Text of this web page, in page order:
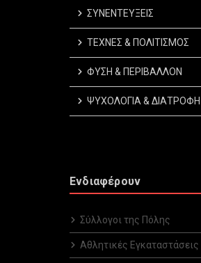
ΣΥΝΕΝΤΕΥΞΕΙΣ
ΤΕΧΝΕΣ & ΠΟΛΙΤΙΣΜΟΣ
ΦΥΣΗ & ΠΕΡΙΒΑΛΛΟΝ
ΨΥΧΟΛΟΓΙΑ & ΔΙΑΤΡΟΦΗ
Ενδιαφέρουν
Σύλλογοι της Πόλης
Αθλητικές Εγκαταστάσεις